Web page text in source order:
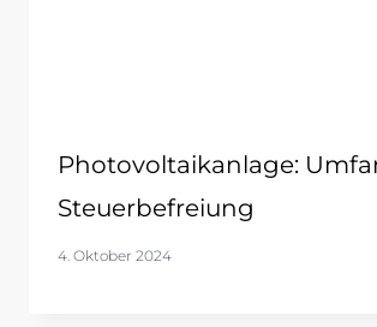
Photovoltaikanlage:
Steuerbefreiung
4. Oktober 2024